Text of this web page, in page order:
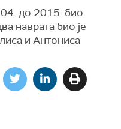
до 2015. био
наврата био је
и Антониса